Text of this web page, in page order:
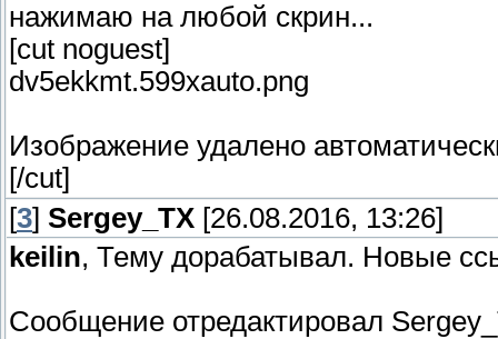
нажимаю на любой скрин...
[cut noguest]
dv5ekkmt.599xauto.png
Изображение удалено
[/cut]
[3] Sergey_TX [26.08.2016, 13:26]
keilin, Тему дорабатывал. Новые
Сообщение отредактировал